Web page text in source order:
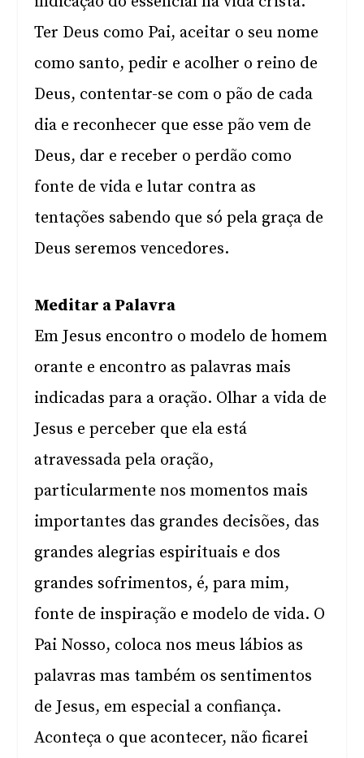
Ter Deus como Pai, aceitar o seu nome
como santo, pedir e acolher o reino de
Deus, contentar-se com o pão de cada
dia e reconhecer que esse pão vem de
Deus, dar e receber o perdão como
fonte de vida e lutar contra as
tentações sabendo que só pela graça de
Deus seremos vencedores.
Meditar a Palavra
Em Jesus encontro o modelo de homem
orante e encontro as palavras mais
indicadas para a oração. Olhar a vida de
Jesus e perceber que ela está
atravessada pela oração,
particularmente nos momentos mais
importantes das grandes decisões, das
grandes alegrias espirituais e dos
grandes sofrimentos, é, para mim,
fonte de inspiração e modelo de vida. O
Pai Nosso, coloca nos meus lábios as
palavras mas também os sentimentos
de Jesus, em especial a confiança.
Aconteça o que acontecer, não ficarei